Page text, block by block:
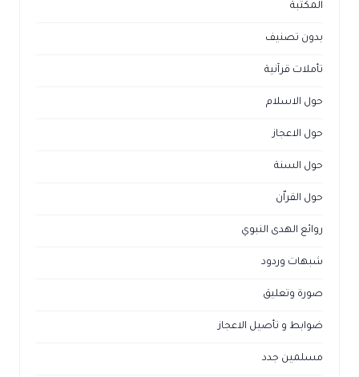
المكتبة
بدون تصنيف
تأملات قرآنية
حول الاسلام
حول الاعجاز
حول السنة
حول القراّن
روائع الهدى النبوي
شبهات وردود
صورة وتعليق
ضوابط و تأصيل الاعجاز
مسلمين جدد